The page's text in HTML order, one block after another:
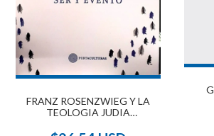
FRANZ ROSENZWIEG Y LA
TEOLOGIA JUDIA